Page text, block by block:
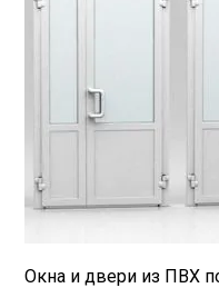
Окна и двери из ПВХ